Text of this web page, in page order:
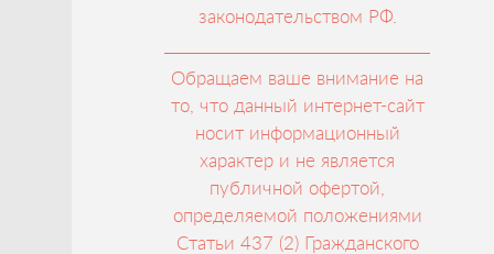
законодательством РФ.
Обращаем ваше внимание на
то, что данный интернет-сайт
носит информационный
характер и не является
публичной офертой,
определяемой положениями
Статьи 437 (2) Гражданского